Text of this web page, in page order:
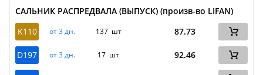
САЛЬНИК РАСПРЕДВАЛА (ВЫПУСК) (произв-во LIFAN)
K110
от 3 дн. 137 шт 87.73
D197 от 3 дн. 17 шт 92.46